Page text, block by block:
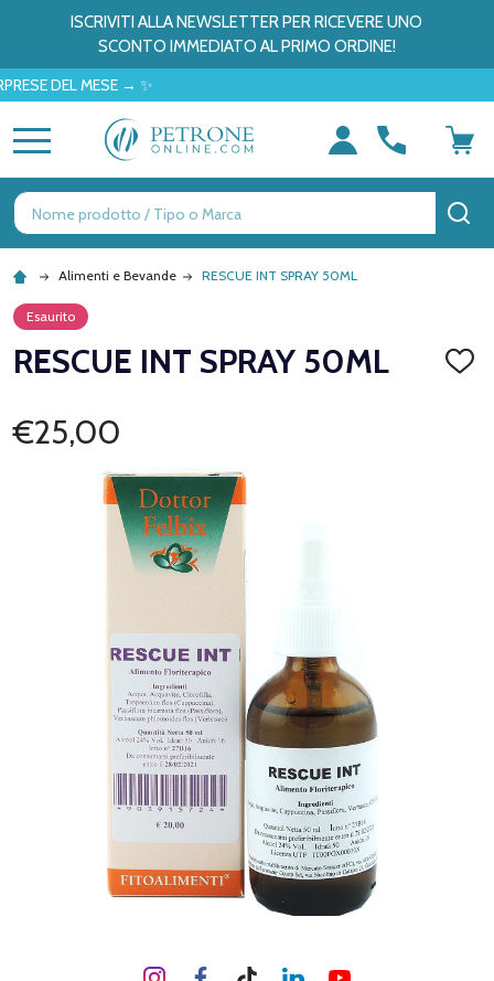
ISCRIVITI ALLA NEWSLETTER PER RICEVERE UNO
SCONTO IMMEDIATO AL PRIMO ORDINE!
DEL MESE → ✨
Ricerca
Alimenti e Bevande RESCUE INT SPRAY 50ML
Esaurito
RESCUE INT SPRAY 50ML
€25,00